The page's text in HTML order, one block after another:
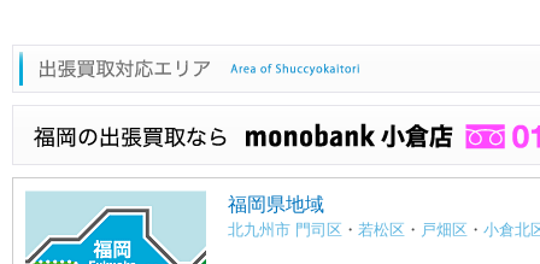
福岡県地域
北九州市 門司区 ・ 若松区 ・ 戸畑区 ・ 小倉北